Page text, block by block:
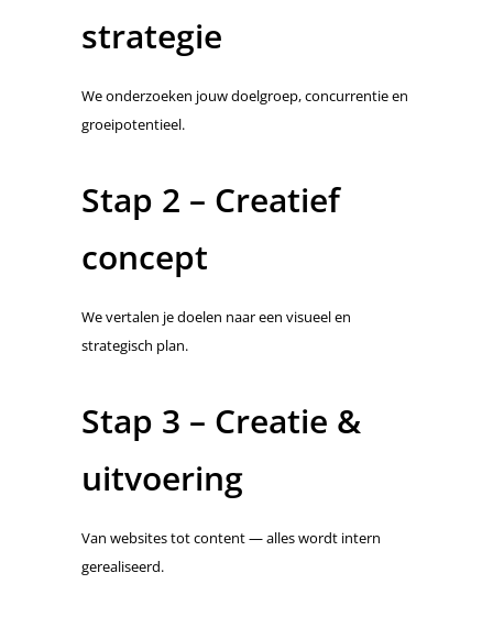
strategie
We onderzoeken jouw doelgroep, concurrentie en
groeipotentieel.
Stap 2 – Creatief
concept
We vertalen je doelen naar een visueel en
strategisch plan.
Stap 3 – Creatie &
uitvoering
Van websites tot content — alles wordt intern
gerealiseerd.